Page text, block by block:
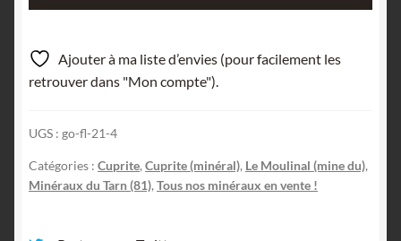
Le
Moulinal,
Paulinet,
Ajouter à ma liste d’envies (pour facilement les
retrouver dans "Mon compte").
UGS : go-fl-21-4
Catégories : Cuprite, Cuprite (minéral), Le Moulinal (mine du),
Minéraux du Tarn (81), Tous nos minéraux en vente !